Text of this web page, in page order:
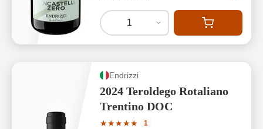
1
Endrizzi
2024 Teroldego Rotaliano
Trentino DOC
★★★★★
Durchschnittliche Bewertung von 5
1